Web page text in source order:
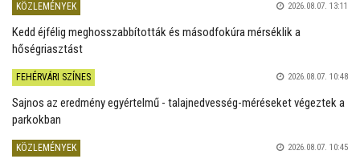
KÖZLEMÉNYEK 2026.08.07. 13:11
Kedd éjfélig meghosszabbították és másodfokúra mérséklik a
hőségriasztást
FEHÉRVÁRI SZÍNES 2026.08.07. 10:48
Sajnos az eredmény egyértelmű - talajnedvesség-méréseket végeztek a
parkokban
KÖZLEMÉNYEK 2026.08.07. 10:45